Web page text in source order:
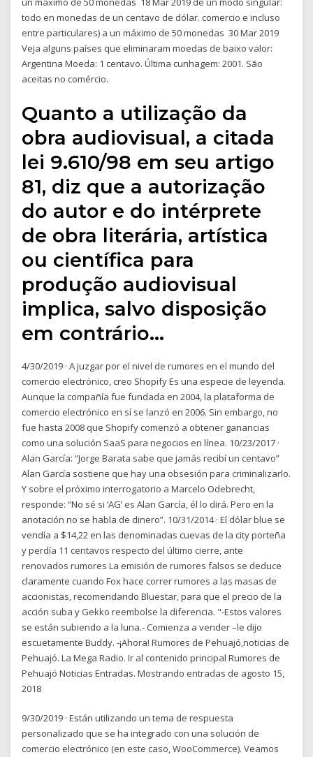
todo en monedas de un centavo de dólar. comercio e incluso
entre particulares) a un máximo de 50 monedas 30 Mar 2019
Veja alguns países que eliminaram moedas de baixo valor:
Argentina Moeda: 1 centavo. Última cunhagem: 2001. São
aceitas no comércio.
Quanto a utilização da
obra audiovisual, a citada
lei 9.610/98 em seu artigo
81, diz que a autorização
do autor e do intérprete
de obra literária, artística
ou científica para
produção audiovisual
implica, salvo disposição
em contrário…
4/30/2019 · A juzgar por el nivel de rumores en el mundo del
comercio electrónico, creo Shopify Es una especie de leyenda.
Aunque la compañía fue fundada en 2004, la plataforma de
comercio electrónico en sí se lanzó en 2006. Sin embargo, no
fue hasta 2008 que Shopify comenzó a obtener ganancias
como una solución SaaS para negocios en línea. 10/23/2017 ·
Alan García: “Jorge Barata sabe que jamás recibí un centavo”
Alan García sostiene que hay una obsesión para criminalizarlo.
Y sobre el próximo interrogatorio a Marcelo Odebrecht,
responde: “No sé si ‘AG’ es Alan García, él lo dirá. Pero en la
anotación no se habla de dinero”. 10/31/2014 · El dólar blue se
vendía a $14,22 en las denominadas cuevas de la city porteña
y perdía 11 centavos respecto del último cierre, ante
renovados rumores La emisión de rumores falsos se deduce
claramente cuando Fox hace correr rumores a las masas de
accionistas, recomendando Bluestar, para que el precio de la
acción suba y Gekko reembolse la diferencia. "-Estos valores
se están subiendo a la luna.- Comienza a vender –le dijo
escuetamente Buddy. -¡Ahora! Rumores de Pehuajó,noticias de
Pehuajó. La Mega Radio. Ir al contenido principal Rumores de
Pehuajó Noticias Entradas. Mostrando entradas de agosto 15,
2018
9/30/2019 · Están utilizando un tema de respuesta
personalizado que se ha integrado con una solución de
comercio electrónico (en este caso, WooCommerce). Veamos